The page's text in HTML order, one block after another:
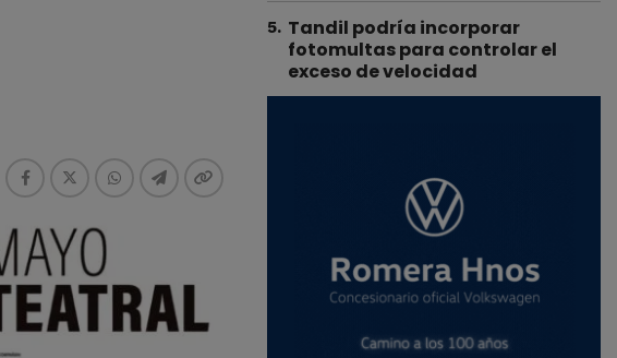
5. Tandil podría incorporar
fotomultas para controlar el
exceso de velocidad